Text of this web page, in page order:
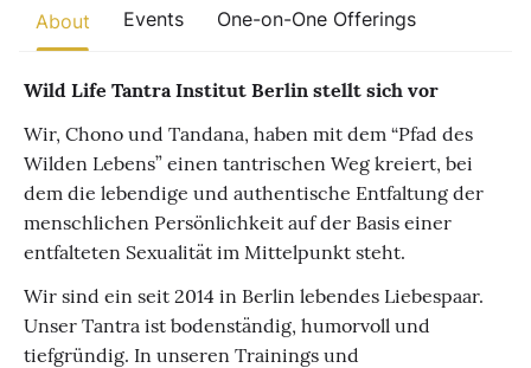
About Events One-on-One Offerings
Wild Life Tantra Institut Berlin stellt sich vor
Wir, Chono und Tandana, haben mit dem “Pfad des
Wilden Lebens” einen tantrischen Weg kreiert, bei
dem die lebendige und authentische Entfaltung der
menschlichen Persönlichkeit auf der Basis einer
entfalteten Sexualität im Mittelpunkt steht.
Wir sind ein seit 2014 in Berlin lebendes Liebespaar.
Unser Tantra ist bodenständig, humorvoll und
tiefgründig. In unseren Trainings und